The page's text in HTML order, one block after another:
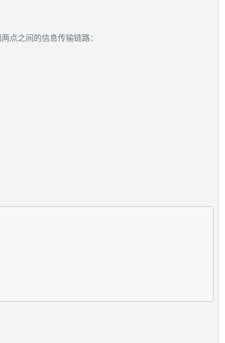
点之间的信息传输链路：